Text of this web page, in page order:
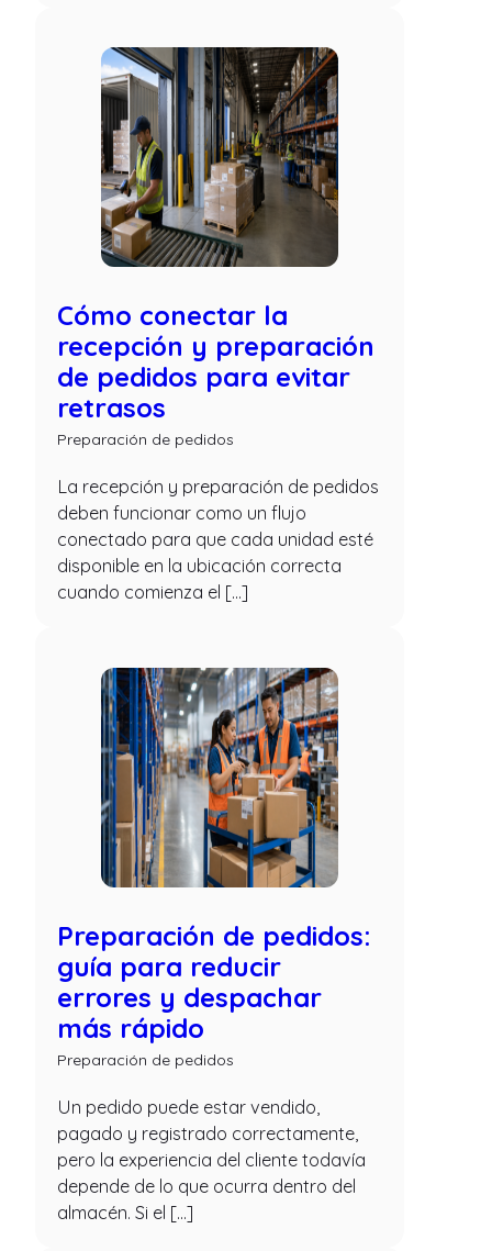
Cómo conectar la
recepción y preparación
de pedidos para evitar
retrasos
Preparación de pedidos
La recepción y preparación de pedidos
deben funcionar como un flujo
conectado para que cada unidad esté
disponible en la ubicación correcta
cuando comienza el […]
Preparación de pedidos:
guía para reducir
errores y despachar
más rápido
Preparación de pedidos
Un pedido puede estar vendido,
pagado y registrado correctamente,
pero la experiencia del cliente todavía
depende de lo que ocurra dentro del
almacén. Si el […]